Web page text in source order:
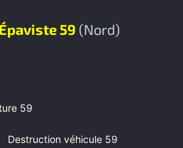
Épaviste 59 (Nord)
59
Destruction véhicule 59